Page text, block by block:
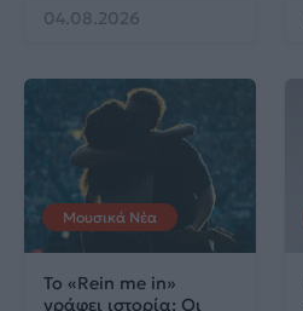
04.08.2026
Μουσικά Νέα
Το «Rein me in»
γράφει ιστορία: Οι